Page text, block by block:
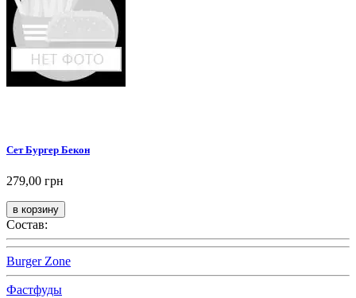
Сет Бургер Бекон
279,00 грн
Состав:
Burger Zone
Фастфуды